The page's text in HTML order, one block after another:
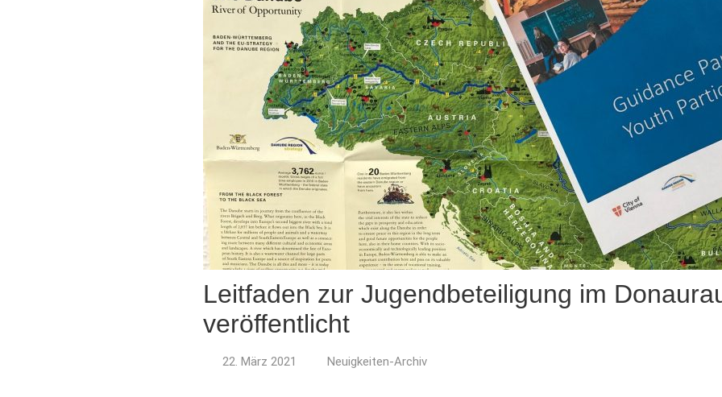
Leitfaden zur Jugendbeteiligung im
veröffentlicht
22. März 2021 Neuigkeiten-Archiv